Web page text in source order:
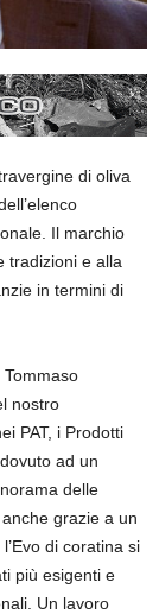
di oliva
Il marchio
tradizioni e alla
in termini di
nostro
PAT, i Prodotti
ad un
delle
grazie a un
di coratina si
più esigenti e
Un lavoro